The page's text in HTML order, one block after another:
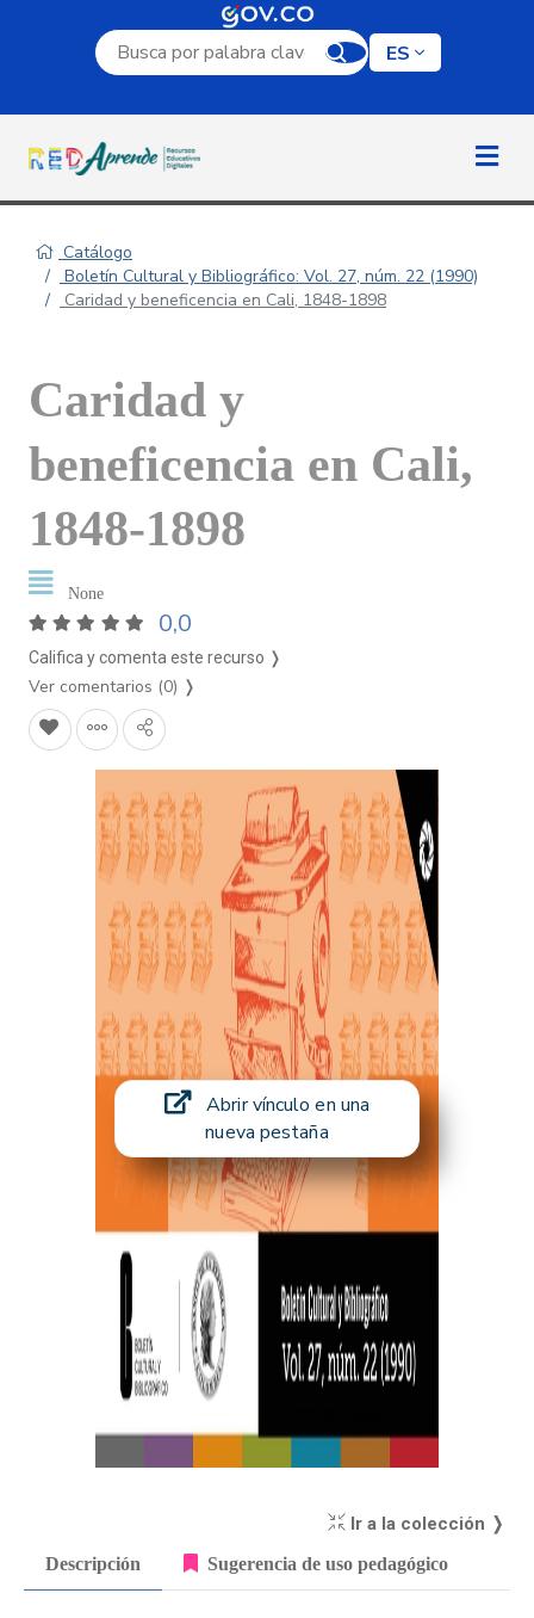
Campo de búsqueda por palabra clave
ES
Catálogo
Boletín Cultural y Bibliográfico: Vol. 27, núm. 22 (1990)
Caridad y beneficencia en Cali, 1848-1898
Caridad y
beneficencia en Cali,
1848-1898
None
0,0
Califica y comenta este recurso ❭
Ver comentarios (0) ❭
Abrir vínculo en una
nueva pestaña
Ir a la colección ❭
Descripción Sugerencia de uso pedagógico